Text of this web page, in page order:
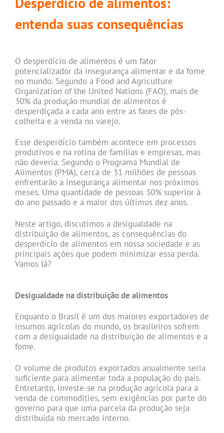
entenda suas consequências
O desperdício de alimentos é um fator
potencializador da insegurança alimentar e da fome
no mundo. Segundo a Food and Agriculture
Organization of the United Nations (FAO), mais de
30% da produção mundial de alimentos é
desperdiçada a cada ano entre as fases de pós-
colheita e a venda no varejo.
Esse desperdício também acontece em processos
produtivos e na rotina de famílias e empresas, mas
não deveria. Segundo o Programa Mundial de
Alimentos (PMA), cerca de 31 milhões de pessoas
enfrentarão a insegurança alimentar nos próximos
meses. Uma quantidade de pessoas 30% superior à
do ano passado e a maior dos últimos dez anos.
Neste artigo, discutimos a desigualdade na
distribuição de alimentos, as consequências do
desperdício de alimentos em nossa sociedade e as
principais ações que podem minimizar essa perda.
Vamos lá?
Desigualdade na distribuição de alimentos
Enquanto o Brasil é um dos maiores exportadores de
insumos agrícolas do mundo, os brasileiros sofrem
com a desigualdade na distribuição de alimentos e a
fome.
O volume de produtos exportados anualmente seria
suficiente para alimentar toda a população do país.
Entretanto, investe-se na produção agrícola para a
venda de commodities, sem exigências por parte do
governo para que uma parcela da produção seja
distribuída no mercado interno.